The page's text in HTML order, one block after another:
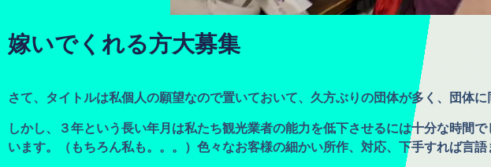
嫁いでくれる方大募集
さて、タイトルは私個人の願望なので置いておいて、久方ぶりの団体が多く、団体
しかし、３年という長い年月は私たち観光業者の能力を低下させるには十分な時間
います。（もちろん私も。。。）色々なお客様の細かい所作、対応、下手すれば言